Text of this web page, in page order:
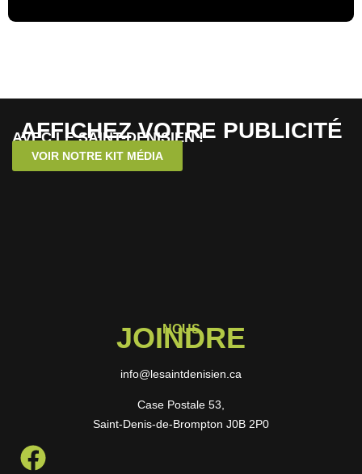
AFFICHEZ VOTRE PUBLICITÉ
AVEC LE SAINT-DENISIEN !
VOIR NOTRE KIT MÉDIA
NOUS
JOINDRE
info@lesaintdenisien.ca
Case Postale 53,
Saint-Denis-de-Brompton J0B 2P0